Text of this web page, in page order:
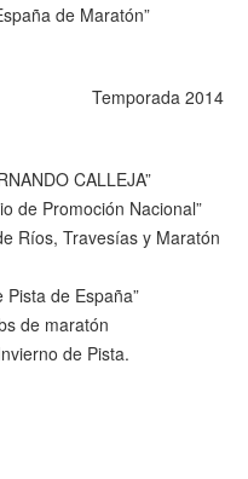
de Maratón”
Temporada 2014
CALLEJA”
de Promoción Nacional”
Ríos, Travesías y Maratón
de España”
de maratón
de Pista.